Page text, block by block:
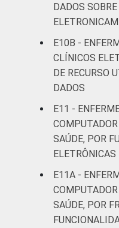
DADOS
E10B -
CLÍNICOS
DE RECURSO
DADOS
E11 -
SAÚDE, POR
E11A -
SAÚDE, POR